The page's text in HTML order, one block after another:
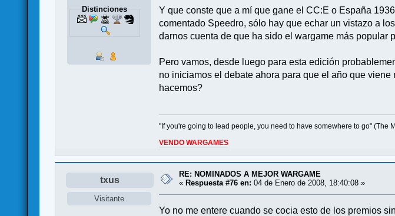
Distinciones
Y que conste que a mí que gane el CC:E o España
comentado Speedro, sólo hay que echar un vistazo a
darnos cuenta de que ha sido el wargame más popular
Pero vamos, desde luego para esta edición
no iniciamos el debate ahora para que el año que
hacemos?
"If you're going to lead people, you need to have somewhere to go" (The
VENDO WARGAMES
txus
Visitante
RE: NOMINADOS A MEJOR WARGAME
« Respuesta #76 en: 04 de Enero de 2008, 18:40:08 »
Yo no me entere cuando se cocia esto de los premios